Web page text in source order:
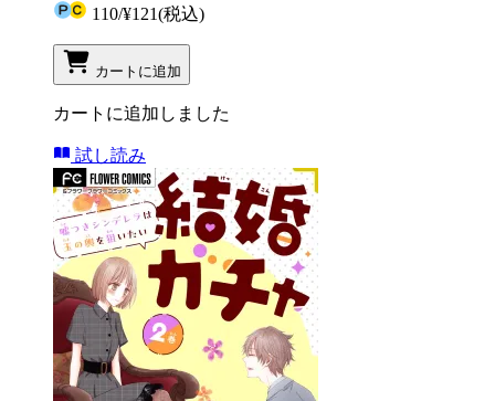
110/¥121(税込)
カートに追加
カートに追加しました
試し読み